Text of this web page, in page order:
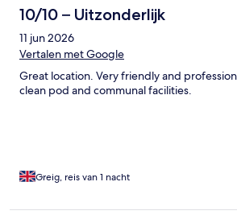
10/10 – Uitzonderlijk
11 jun 2026
Vertalen met Google
Great location. Very friendly and
clean pod and communal facilities.
Greig, reis van 1 nacht